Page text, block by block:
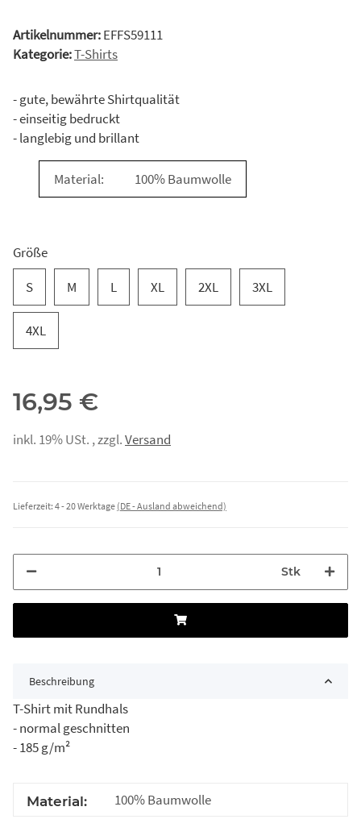
Artikelnummer:EFFS59111
Kategorie:T-Shirts
- gute, bewährte Shirtqualität
- einseitig bedruckt
- langlebig und brillant
Material: 100% Baumwolle
Größe
S
M L XL 2XL 3XL
4XL
16,95 €
inkl. 19% USt. , zzgl.Versand
Lieferzeit: 4 - 20 Werktage (DE - Ausland abweichend)
Stk
Beschreibung
T-Shirt mit Rundhals
- normal geschnitten
- 185 g/m²
Material: 100% Baumwolle